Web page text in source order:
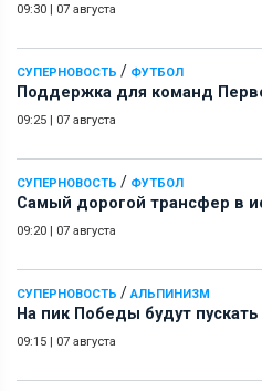
09:30 | 07 августа
СУПЕРНОВОСТЬ / ФУТБОЛ
Поддержка для команд
09:25 | 07 августа
СУПЕРНОВОСТЬ / ФУТБОЛ
Самый дорогой трансфер в
09:20 | 07 августа
СУПЕРНОВОСТЬ / АЛЬПИНИЗМ
На пик Победы будут
09:15 | 07 августа